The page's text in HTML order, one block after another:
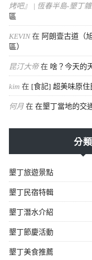
烤吧』 | 恆春半島-墾丁
區
KEVIN在 阿朗壹古道（
區）
昆汀大帝在 啥？今天的
kim 在 [食記] 超美味原
何月 在 在墾丁當地的交
分類
墾丁旅遊景點
墾丁民宿特輯
墾丁潛水介紹
墾丁節慶活動
墾丁美食推薦